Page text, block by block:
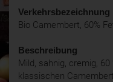
Verkehrsbezeichnung
Bio Camembert, 60%
Beschreibung
Mild, sahnig, cremig, 60
klassischen